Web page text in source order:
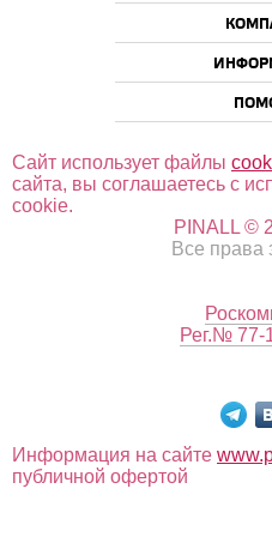
Сайт использует файлы
сайта, вы соглашаетесь с
cookie.
PINALL ©
Все
Рег.№ 77-
Информация на сайте
публичной офертой